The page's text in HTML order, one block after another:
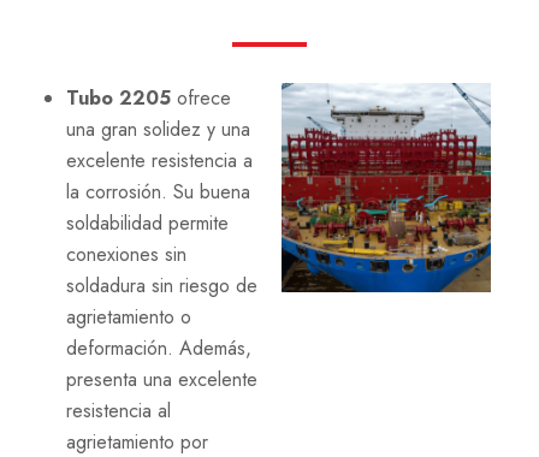
Tubo 2205 ofrece
una gran solidez y una
excelente resistencia a
la corrosión. Su buena
soldabilidad permite
conexiones sin
soldadura sin riesgo de
agrietamiento o
deformación. Además,
presenta una excelente
resistencia al
agrietamiento por